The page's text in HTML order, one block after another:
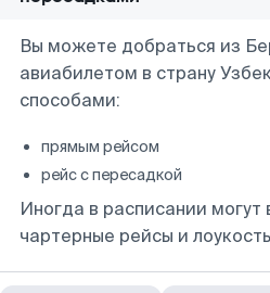
Вы можете добраться из
авиабилетом в страну
способами:
прямым рейсом
рейс с пересадкой
Иногда в расписании могут
чартерные рейсы и